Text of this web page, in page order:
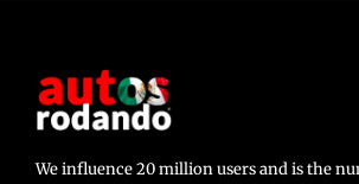
We influence 20 million users and is the